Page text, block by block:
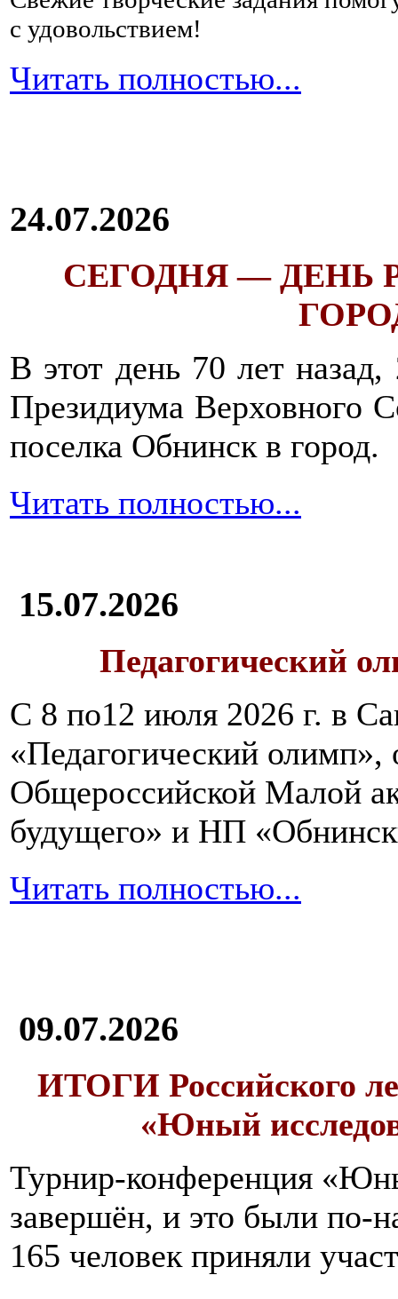
с удовольствием!
Читать полностью...
24.07.2026
СЕГОДНЯ — ДЕНЬ
В этот день 70 лет
Президиума Верховного
поселка Обнинск в город.
Читать полностью...
15.07.2026
Педагогический
С 8 по12 июля 2026 г. в
«Педагогический олимп»,
Общероссийской Малой
будущего» и НП
Читать полностью...
09.07.2026
ИТОГИ Российского
«Юный
Турнир-конференция
завершён, и это были по-
165 человек приняли